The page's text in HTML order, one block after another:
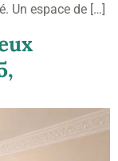
Un espace de […]